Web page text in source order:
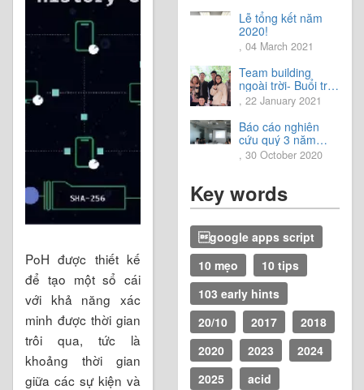
PoH được thiết kế
để tạo một sổ cái
với khả năng xác
minh được thời gian
trôi qua, tức là
khoảng thời gian
giữa các sự kiện và
Lễ tổng kết năm
2020!
, 04 March 2021
Team building
ngoài trời- Buổi trải
nghiệm tuyệt vời.
, 22 January 2021
Báo cáo nghiên
cứu quý 3 năm
2020
, 30 October 2020
Key words
google apps script
10 mẹo
10 tips
103 early hints
20/10
2017
2018
2020
2023
2024
2025
acid